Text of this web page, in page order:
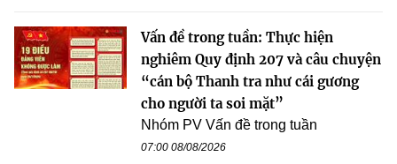
Vấn đề trong tuần: Thực hiện
nghiêm Quy định 207 và câu chuyện
“cán bộ Thanh tra như cái gương
cho người ta soi mặt”
Nhóm PV Vấn đề trong tuần
07:00 08/08/2026